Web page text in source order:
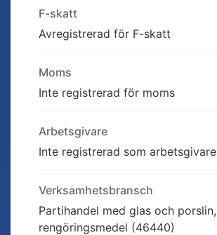
F-skatt
Avregistrerad för F-skatt
Moms
Inte registrerad för moms
Arbetsgivare
Inte registrerad som arbetsgivare
Verksamhetsbransch
Partihandel med glas och porslin,
rengöringsmedel (46440)